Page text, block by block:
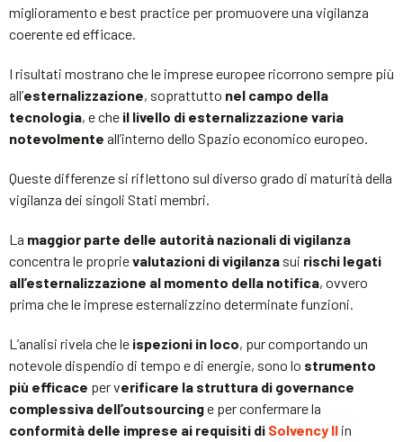
miglioramento e best practice per promuovere una vigilanza
coerente ed efficace.
I risultati mostrano che le imprese europee ricorrono sempre più
all’esternalizzazione, soprattutto nel campo della
tecnologia, e che il livello di esternalizzazione varia
notevolmente all’interno dello Spazio economico europeo.
Queste differenze si riflettono sul diverso grado di maturità della
vigilanza dei singoli Stati membri.
La maggior parte delle autorità nazionali di vigilanza
concentra le proprievalutazioni di vigilanza sui rischi legati
all’esternalizzazione al momento della notifica, ovvero
prima che le imprese esternalizzino determinate funzioni.
L’analisi rivela che le ispezioni in loco, pur comportando un
notevole dispendio di tempo e di energie, sono lo strumento
più efficace per verificare la struttura di governance
complessiva dell’outsourcinge per confermare la
conformità delle imprese ai requisiti di Solvency II in